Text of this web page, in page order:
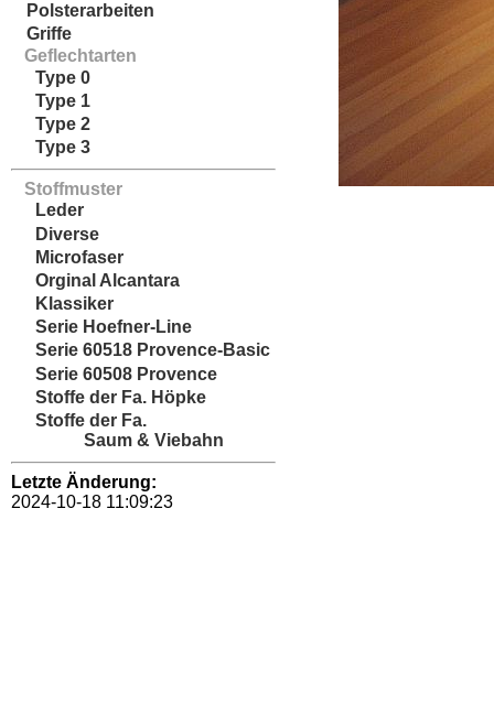
Polsterarbeiten
Griffe
Geflechtarten
Type 0
Type 1
Type 2
Type 3
Stoffmuster
Leder
Diverse
Microfaser
Orginal Alcantara
Klassiker
Serie Hoefner-Line
Serie 60518 Provence-Basic
Serie 60508 Provence
Stoffe der Fa. Höpke
Stoffe der Fa.
Saum & Viebahn
Letzte Änderung:
2024-10-18 11:09:23